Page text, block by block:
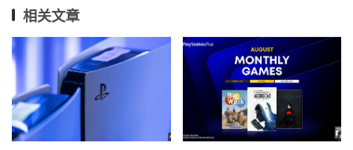
相关文章